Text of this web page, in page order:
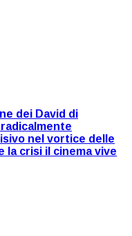
dei David di
nel vortice delle
la crisi il cinema vive